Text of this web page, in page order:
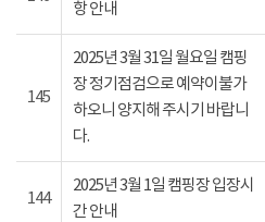
항 안내
145
2025년 3월 31일 월요일 캠핑
장 정기점검으로 예약이불가
하오니 양지해 주시기 바랍니
다.
144
2025년 3월 1일 캠핑장 입장시
간 안내